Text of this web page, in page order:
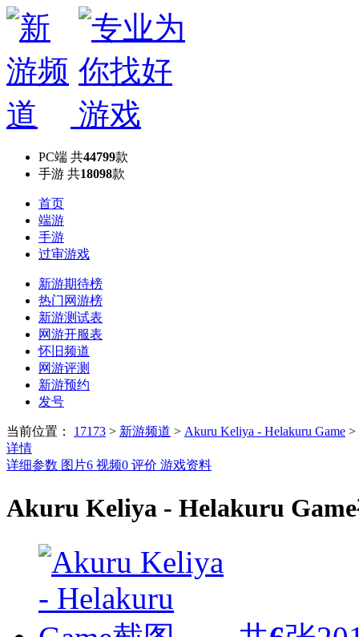
PC端 共44799款
手游 共18098款
首页
端游
手游
过审游戏
新游期待榜
热门网游榜
新游测试表
网游开服表
怀旧频道
网游评测
新游预约
发号
当前位置： 17173 > 新游频道 > Akuru Keliya - Helakuru Game >
详情
详细参数 图片6 视频0 评价 游戏资料
Akuru Keliya - Helakuru